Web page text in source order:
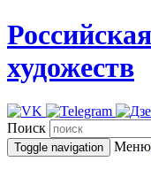
художеств
Поиск
Toggle navigation Меню